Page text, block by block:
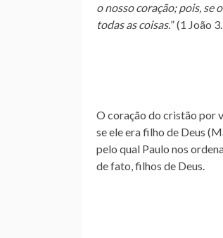
o nosso coração; pois, se
todas as coisas.” (1 João
O coração do cristão por
se ele era filho de Deus
pelo qual Paulo nos
de fato, filhos de Deus.